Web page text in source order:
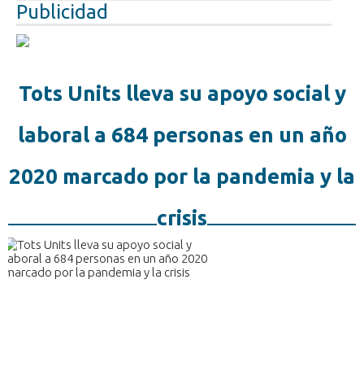
Publicidad
Tots Units lleva su apoyo social y
laboral a 684 personas en un año
2020 marcado por la pandemia y la
crisis